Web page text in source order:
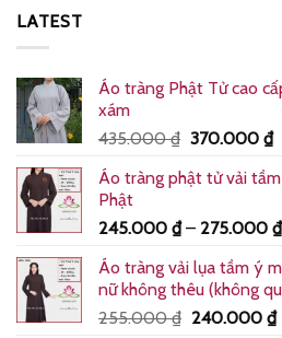
LATEST
Áo tràng Phật Tử cao
xám
435.000₫ Giá
là:
370.000 ₫
Áo tràng phật tử vải
Phật
245.000 ₫ – 275.000 ₫
Áo tràng vải lụa tầm ý
nữ không thêu (không
255.000₫ Giá
240.000 ₫